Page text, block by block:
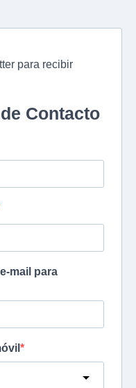
para recibir
Contacto
mail para